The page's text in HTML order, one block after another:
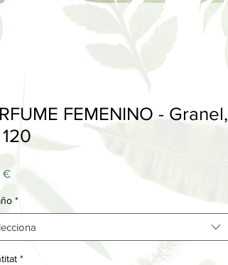
FEMENINO - Granel,
€Price
*
*